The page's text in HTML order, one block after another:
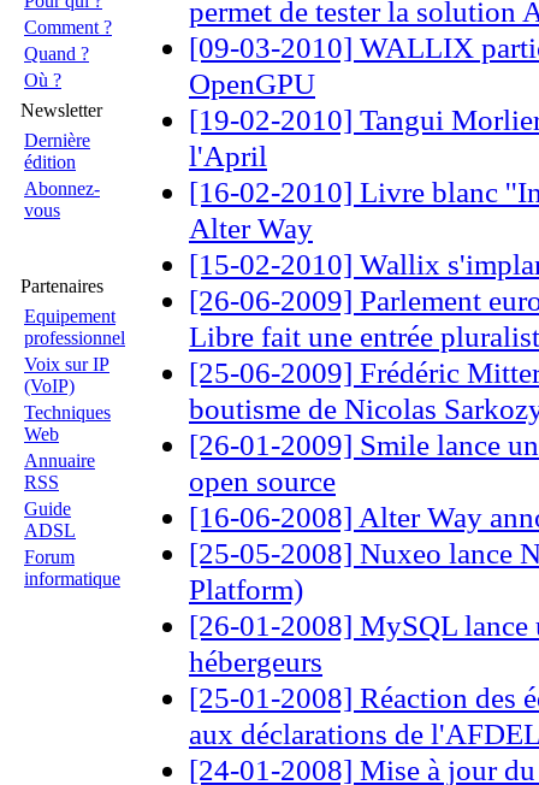
Comment ?
Quand ?
Où ?
Newsletter
Dernière
édition
Abonnez-
vous
Partenaires
Equipement
professionnel
Voix sur IP
(VoIP)
Techniques
Web
Annuaire
RSS
Guide
ADSL
Forum
informatique
permet de tester la solution
[09-03-2010] WALLIX
OpenGPU
[19-02-2010] Tangui
l'April
[16-02-2010] Livre blanc
Alter Way
[15-02-2010] Wallix
[26-06-2009] Parlement
Libre fait une entrée
[25-06-2009] Frédéric
boutisme de Nicolas
[26-01-2009] Smile lance
open source
[16-06-2008] Alter Way
[25-05-2008] Nuxeo lance
Platform)
[26-01-2008] MySQL lance
hébergeurs
[25-01-2008] Réaction des
aux déclarations de
[24-01-2008] Mise à jour